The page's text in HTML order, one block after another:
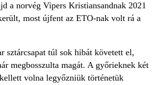
a norvég Vipers Kristiansandnak 2021
most újfent az ETO-nak volt rá a
sztárcsapat túl sok hibát követett el,
megbosszulta magát. A győrieknek két
volna legyőzniük történetük